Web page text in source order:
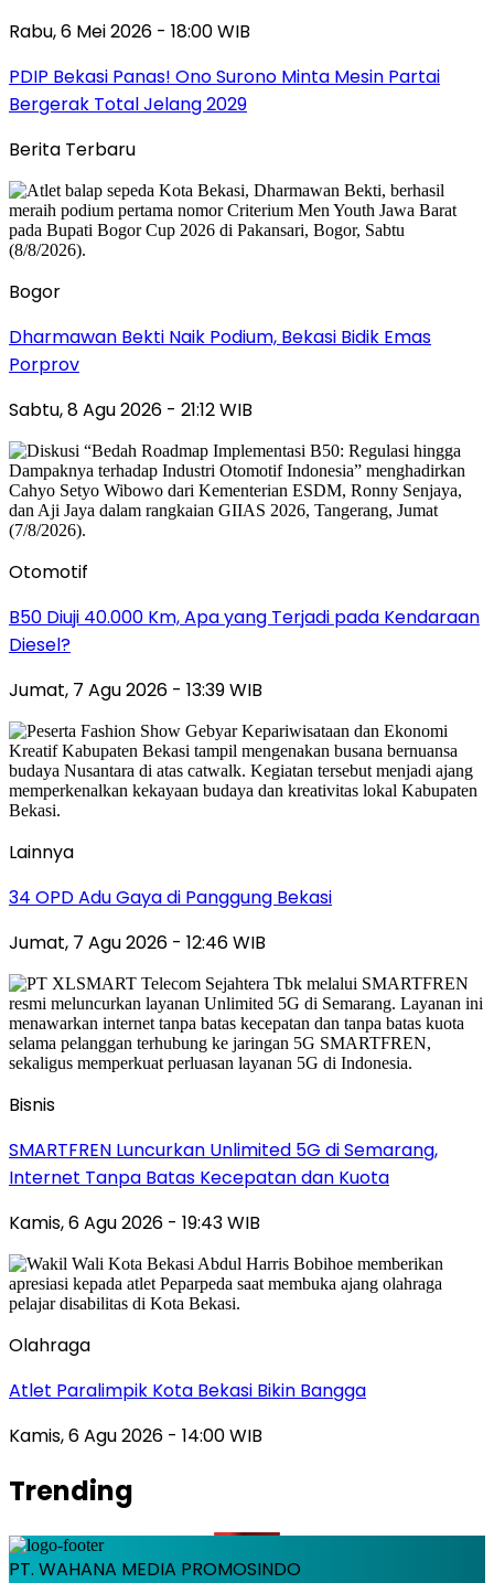
Rabu, 6 Mei 2026 - 18:00 WIB
PDIP Bekasi Panas! Ono Surono Minta Mesin Partai
Bergerak Total Jelang 2029
Berita Terbaru
Bogor
Dharmawan Bekti Naik Podium, Bekasi Bidik Emas
Porprov
Sabtu, 8 Agu 2026 - 21:12 WIB
Otomotif
B50 Diuji 40.000 Km, Apa yang Terjadi pada Kendaraan
Diesel?
Jumat, 7 Agu 2026 - 13:39 WIB
Lainnya
34 OPD Adu Gaya di Panggung Bekasi
Jumat, 7 Agu 2026 - 12:46 WIB
Bisnis
SMARTFREN Luncurkan Unlimited 5G di Semarang,
Internet Tanpa Batas Kecepatan dan Kuota
Kamis, 6 Agu 2026 - 19:43 WIB
Olahraga
Atlet Paralimpik Kota Bekasi Bikin Bangga
Kamis, 6 Agu 2026 - 14:00 WIB
Trending
PT. WAHANA MEDIA PROMOSINDO